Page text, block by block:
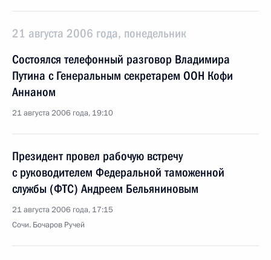
21 августа 2006 года, понедельник
Состоялся телефонный разговор Владимира
Путина с Генеральным секретарем ООН Кофи
Аннаном
21 августа 2006 года, 19:10
Президент провел рабочую встречу
с руководителем Федеральной таможенной
службы (ФТС) Андреем Бельяниновым
21 августа 2006 года, 17:15
Сочи. Бочаров Ручей